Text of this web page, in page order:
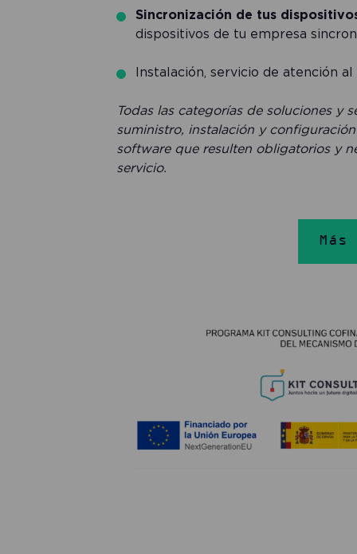
Sincronización de tus
dispositivos de tu empresa
Instalación, servicio de atención
Todas las categorías de soluciones y
suministro, instalación y
software que resulten obligatorios y
servicio.